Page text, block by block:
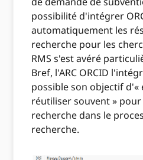
possibilité d'intégrer
automatiquement les
recherche pour les
RMS s'est avéré
Bref, l'ARC ORCID
possible son objectif
réutiliser souvent »
recherche dans le
recherche.